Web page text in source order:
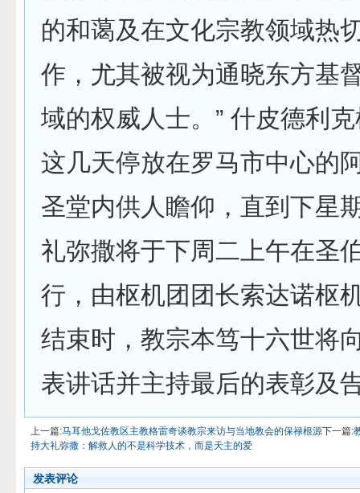
的和蔼及在文化宗教领域热
作，尤其被视为通晓东方基
域的权威人士。” 什皮德利
这几天停放在罗马市中心的
圣堂内供人瞻仰，直到下星
礼弥撒将于下周二上午在圣
行，由枢机团团长索达诺枢
结束时，教宗本笃十六世将
表讲话并主持最后的表彰及
上一篇:马耳他戈佐教区主教格雷奇谈教宗来访与当地教会的保禄根源下一篇:
持大礼弥撒：解救人的不是科学技术，而是天主的爱
发表评论